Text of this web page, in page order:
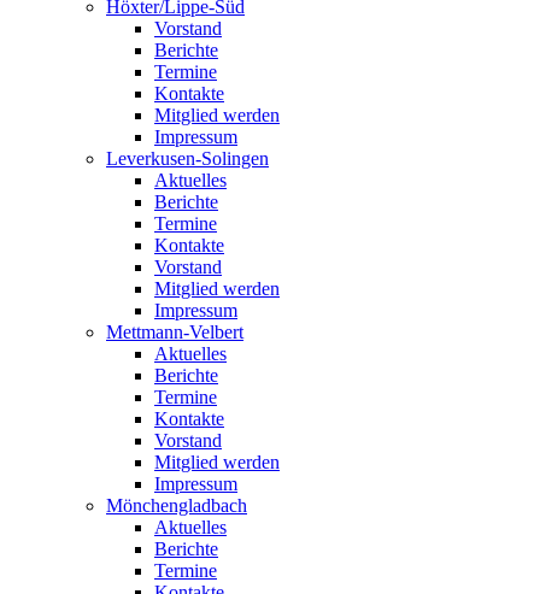
Höxter/Lippe-Süd
Vorstand
Berichte
Termine
Kontakte
Mitglied werden
Impressum
Leverkusen-Solingen
Aktuelles
Berichte
Termine
Kontakte
Vorstand
Mitglied werden
Impressum
Mettmann-Velbert
Aktuelles
Berichte
Termine
Kontakte
Vorstand
Mitglied werden
Impressum
Mönchengladbach
Aktuelles
Berichte
Termine